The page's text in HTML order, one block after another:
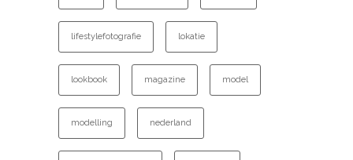
lifestylefotografie lokatie
lookbook magazine model
modelling nederland